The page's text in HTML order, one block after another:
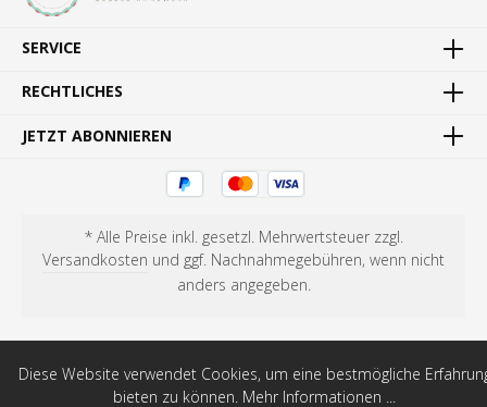
SERVICE
RECHTLICHES
JETZT ABONNIEREN
* Alle Preise inkl. gesetzl. Mehrwertsteuer zzgl.
Versandkosten und ggf. Nachnahmegebühren, wenn nicht
anders angegeben.
Diese Website verwendet Cookies, um eine bestmögliche
bieten zu können. Mehr Informationen ...